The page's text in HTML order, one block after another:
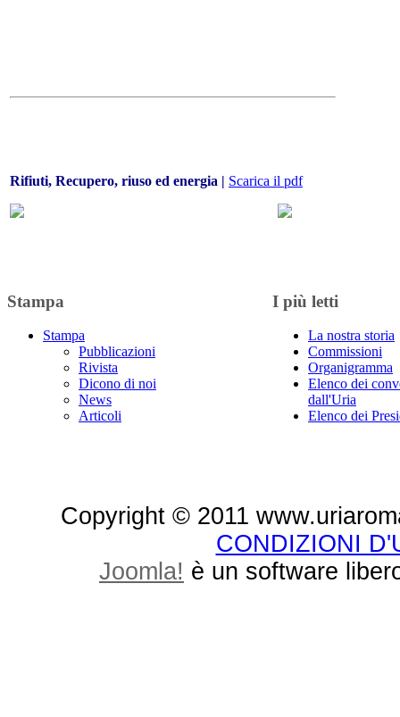
Rifiuti, Recupero, riuso ed energia | Scarica il pdf
Stampa
Stampa
Pubblicazioni
Rivista
Dicono di noi
News
Articoli
I più letti
La nostra storia
Commissioni
Organigramma
Elenco dei
dall'Uria
Elenco dei
Copyright © 2011
CONDIZIONI
Joomla! è un software